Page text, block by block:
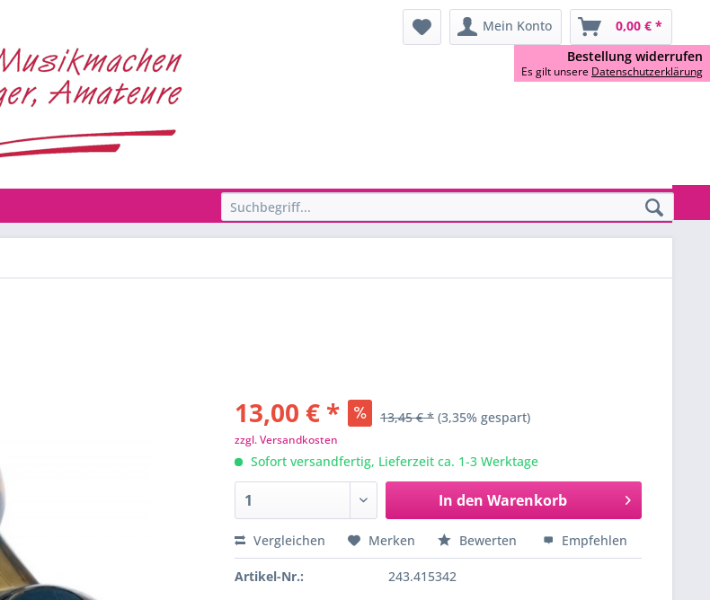
Mein Konto 0,00 € *
13,00 € * 13,45 € * (3,35% gespart)
zzgl. Versandkosten
Sofort versandfertig, Lieferzeit ca. 1-3 Werktage
In den Warenkorb
Vergleichen Merken Bewerten Empfehlen
Artikel-Nr.: 243.415342
Bestellung widerrufen
Es gilt unsere Datenschutzerklärung